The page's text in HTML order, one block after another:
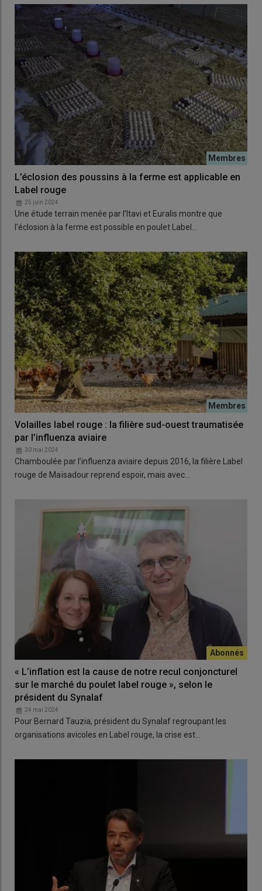
L’éclosion des poussins à la ferme est applicable en
Label rouge
25 juin 2024
Une étude terrain menée par l’Itavi et Euralis montre que
l’éclosion à la ferme est possible en poulet Label…
Volailles label rouge : la filière sud-ouest traumatisée
par l’influenza aviaire
30 mai 2024
Chamboulée par l’influenza aviaire depuis 2016, la filière Label
rouge de Maïsadour reprend espoir, mais avec…
« L’inflation est la cause de notre recul conjoncturel
sur le marché du poulet label rouge », selon le
président du Synalaf
24 mai 2024
Pour Bernard Tauzia, président du Synalaf regroupant les
organisations avicoles en Label rouge, la crise est…